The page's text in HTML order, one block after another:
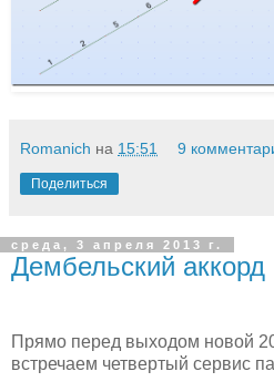
Romanich на 15:51 9
Поделиться
среда, 3 апреля 2013 г.
Дембельский аккорд
Прямо перед выходом новой
встречаем четвертый сервис